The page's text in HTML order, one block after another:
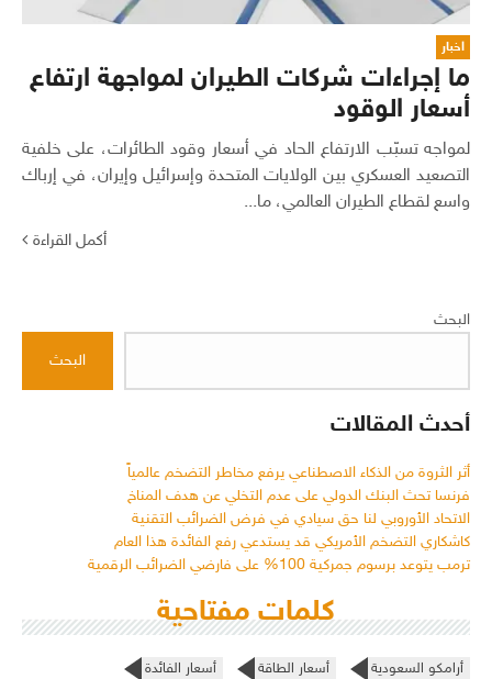
اخبار
ما إجراءات شركات الطيران لمواجهة ارتفاع
أسعار الوقود
لمواجه تسبّب الارتفاع الحاد في أسعار وقود الطائرات، على خلفية
التصعيد العسكري بين الولايات المتحدة وإسرائيل وإيران، في إرباك
واسع لقطاع الطيران العالمي، ما...
أكمل القراءة
البحث
البحث
أحدث المقالات
أثر الثروة من الذكاء الاصطناعي يرفع مخاطر التضخم عالمياً
فرنسا تحث البنك الدولي على عدم التخلي عن هدف المناخ
الاتحاد الأوروبي لنا حق سيادي في فرض الضرائب التقنية
كاشكاري التضخم الأمريكي قد يستدعي رفع الفائدة هذا العام
ترمب يتوعد برسوم جمركية 100% على فارضي الضرائب الرقمية
كلمات مفتاحية
أرامكو السعودية أسعار الطاقة
أسعار الفائدة